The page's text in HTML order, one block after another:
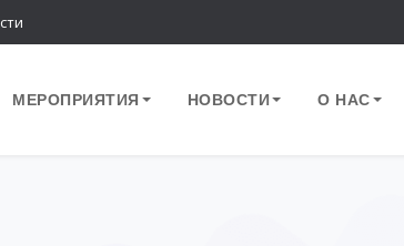
МЕРОПРИЯТИЯ НОВОСТИ О НАС